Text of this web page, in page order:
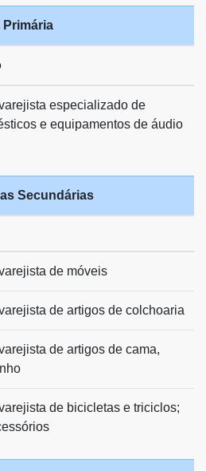
especializado de
e equipamentos de áudio
Secundárias
de móveis
de artigos de colchoaria
de artigos de cama,
de bicicletas e triciclos;